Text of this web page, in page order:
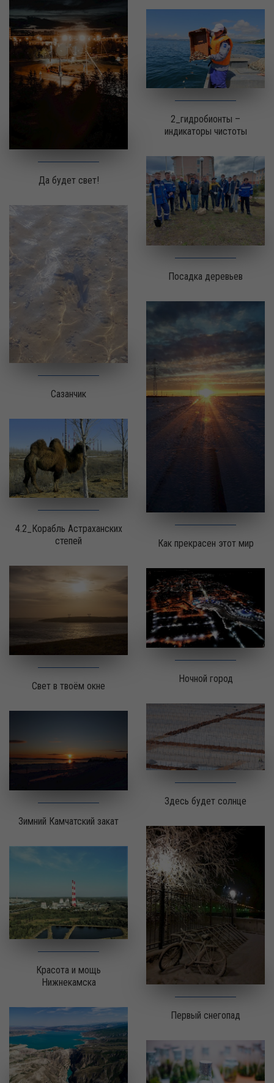
Да будет свет!
Сазанчик
2_гидробионты –
индикаторы чистоты
4.2_Корабль Астраханских
степей
Посадка деревьев
Свет в твоём окне
Как прекрасен этот мир
Зимний Камчатский закат
Ночной город
Красота и мощь
Нижнекамска
Здесь будет солнце
Первый снегопад